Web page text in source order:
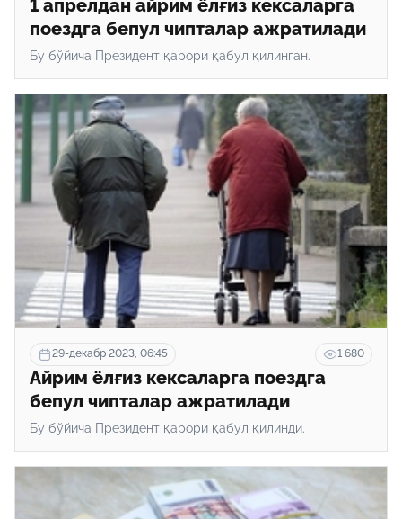
1 апрелдан айрим ёлғиз кексаларга
поездга бепул чипталар ажратилади
Бу бўйича Президент қарори қабул қилинган.
29-декабр 2023, 06:45 1 680
Айрим ёлғиз кексаларга поездга
бепул чипталар ажратилади
Бу бўйича Президент қарори қабул қилинди.